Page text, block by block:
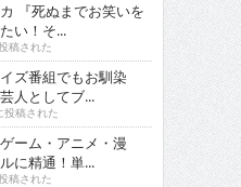
『死ぬまでお笑いを
い！そ...
稿された
ズ番組でもお馴染
人としてブ...
稿された
ーム・アニメ・漫
に精通！単...
稿された